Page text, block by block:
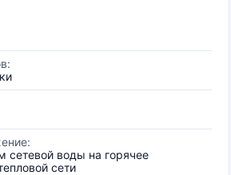
сетевой воды на горячее
сети